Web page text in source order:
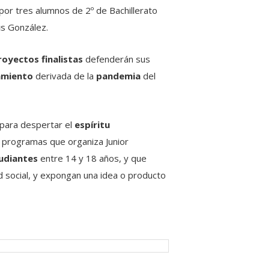
tres alumnos de 2º de Bachillerato
González.
finalistas defenderán sus
derivada de la pandemia del
despertar el espíritu
que organiza Junior
entre 14 y 18 años, y que
y expongan una idea o producto